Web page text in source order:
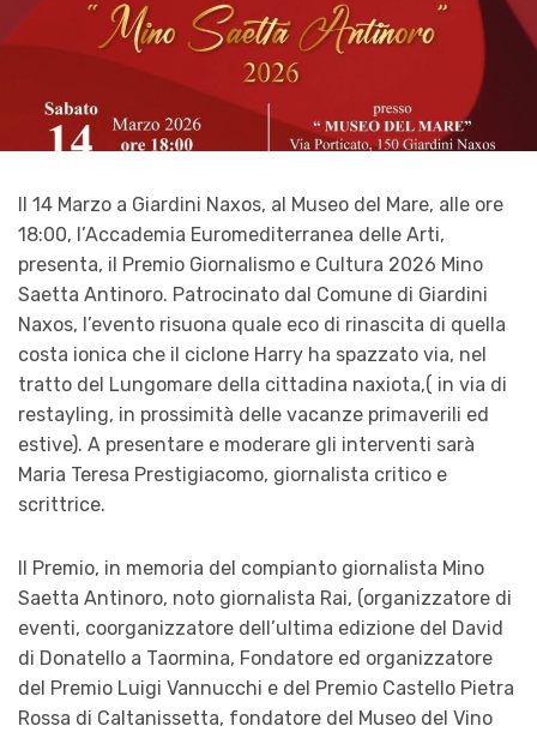
Il 14 Marzo a Giardini Naxos, al Museo del Mare, alle ore
18:00, l’Accademia Euromediterranea delle Arti,
presenta, il Premio Giornalismo e Cultura 2026 Mino
Saetta Antinoro. Patrocinato dal Comune di Giardini
Naxos, l’evento risuona quale eco di rinascita di quella
costa ionica che il ciclone Harry ha spazzato via, nel
tratto del Lungomare della cittadina naxiota,( in via di
restayling, in prossimità delle vacanze primaverili ed
estive). A presentare e moderare gli interventi sarà
Maria Teresa Prestigiacomo, giornalista critico e
scrittrice.
Il Premio, in memoria del compianto giornalista Mino
Saetta Antinoro, noto giornalista Rai, (organizzatore di
eventi, coorganizzatore dell’ultima edizione del David
di Donatello a Taormina, Fondatore ed organizzatore
del Premio Luigi Vannucchi e del Premio Castello Pietra
Rossa di Caltanissetta, fondatore del Museo del Vino